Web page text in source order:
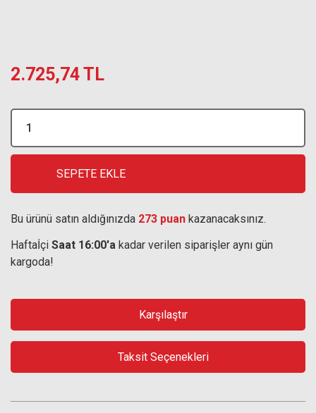
2.725,74 TL
SEPETE EKLE
Bu ürünü satın aldığınızda 273 puan kazanacaksınız.
Haftaİçi Saat 16:00'a kadar verilen siparişler aynı gün
kargoda!
Karşılaştır
Taksit Seçenekleri